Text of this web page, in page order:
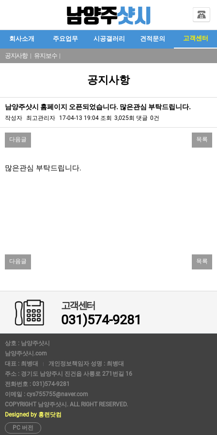
회사소개 주요업무 시공갤러리 견적문의 고객센터
공지사항| 유지보수|
공지사항
남양주샷시 홈페이지 오픈되었습니다. 많은관심 부탁드립니다.
작성자 최고관리자 17-04-13 19:04 조회 3,025회 댓글 0건
다음글 목록
많은관심 부탁드립니다.
다음글 목록
고객센터
031)574-9281
상호 : 남양주샷시
남양주샷시.com
대표 : 최병대
개인정보책임자 성명 : 최병대
주소 : 경기도 남양주시 진건읍 사릉로 271번길 16
전화번호 : 031)574-9281
이메일 : cys755755@naver.com
COPYRIGHT 남양주샷시. ALL RIGHT RESERVED.
Designed by 홍련닷컴
PC 버전